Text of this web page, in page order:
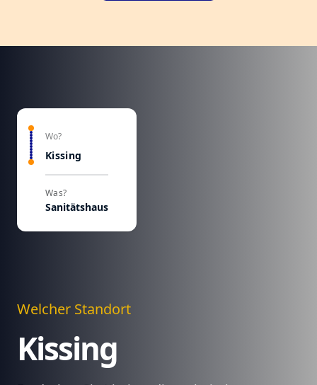
Wo?
Kissing
Was?
Sanitätshaus
Welcher Standort
Kissing